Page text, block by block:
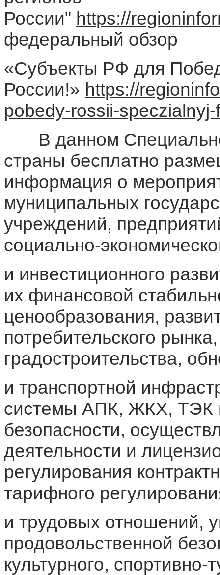
России" https://
федеральный обзор
«Субъекты РФ для
России!» https://
pobedy-rossii-
В данном
страны бесплатно
информация о
муниципальных
учреждений,
социально-
и инвестиционного
их финансовой
ценообразования,
потребительского
градостроительства,
и транспортной
системы АПК, ЖКХ, ТЭК
безопасности,
деятельности и
регулирования
тарифного
и трудовых отношений,
продовольственной
культурного, спортивно-